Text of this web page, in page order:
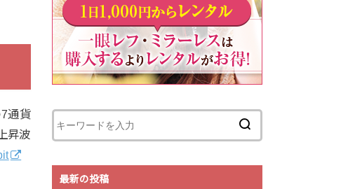
通貨
昇波
最新の投稿